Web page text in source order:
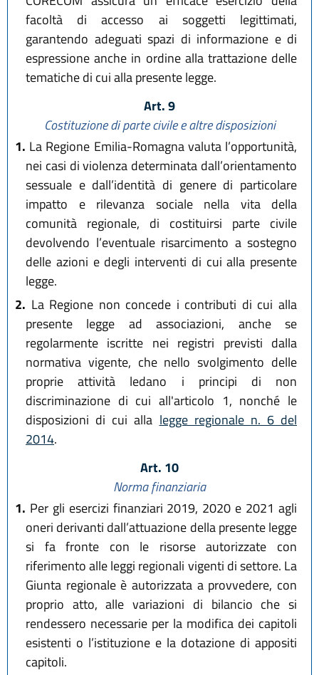
facoltà di accesso ai soggetti legittimati,
garantendo adeguati spazi di informazione e di
espressione anche in ordine alla trattazione delle
tematiche di cui alla presente legge.
Art. 9
Costituzione di parte civile e altre disposizioni
1. La Regione Emilia-Romagna valuta l’opportunità,
nei casi di violenza determinata dall’orientamento
sessuale e dall’identità di genere di particolare
impatto e rilevanza sociale nella vita della
comunità regionale, di costituirsi parte civile
devolvendo l’eventuale risarcimento a sostegno
delle azioni e degli interventi di cui alla presente
legge.
2. La Regione non concede i contributi di cui alla
presente legge ad associazioni, anche se
regolarmente iscritte nei registri previsti dalla
normativa vigente, che nello svolgimento delle
proprie attività ledano i principi di non
discriminazione di cui all'articolo 1, nonché le
disposizioni di cui alla legge regionale n. 6 del
2014.
Art. 10
Norma finanziaria
1. Per gli esercizi finanziari 2019, 2020 e 2021 agli
oneri derivanti dall’attuazione della presente legge
si fa fronte con le risorse autorizzate con
riferimento alle leggi regionali vigenti di settore. La
Giunta regionale è autorizzata a provvedere, con
proprio atto, alle variazioni di bilancio che si
rendessero necessarie per la modifica dei capitoli
esistenti o l’istituzione e la dotazione di appositi
capitoli.